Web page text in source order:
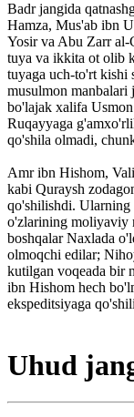
Badr jangida
Hamza, Mus'ab ibn
Yosir va Abu Zarr
tuya va ikkita ot olib
tuyaga uch-to'rt
musulmon
bo'lajak xalifa
Ruqayyaga
qo'shila olmadi,
Amr ibn Hishom,
kabi Quraysh
qo'shilishdi. Ularning
o'zlarining moliyaviy
boshqalar Naxlada
olmoqchi edilar;
kutilgan voqeada bir
ibn Hishom hech
ekspeditsiyaga
Uhud